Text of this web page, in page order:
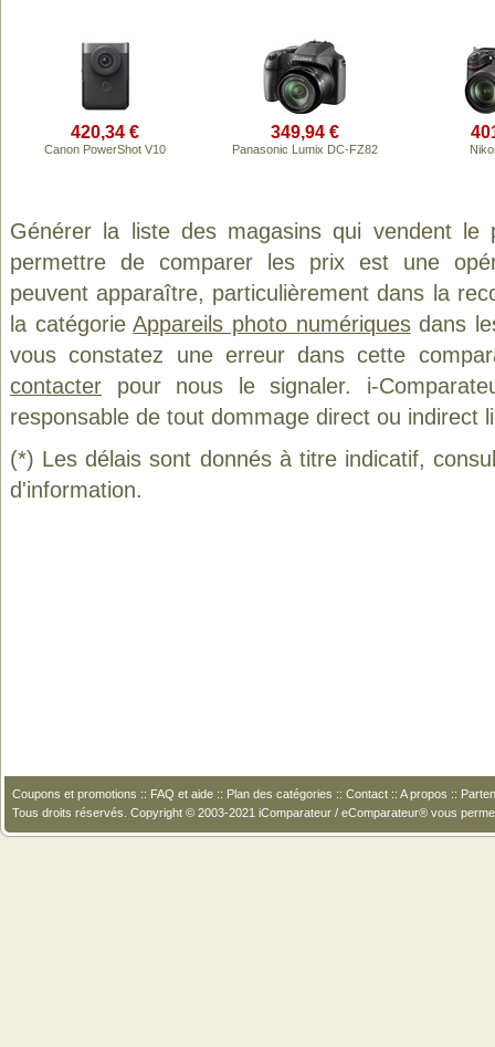
420,34 €
Canon PowerShot V10
349,94 €
Panasonic Lumix DC-FZ82
Générer la liste des magasins qui vendent le
permettre de comparer les prix est une
peuvent apparaître, particulièrement dans la
la catégorieAppareils photo numériquesdans
vous constatez une erreur dans cette
contacter pour nous le signaler. i-
responsable de tout dommage direct ou indirect
(*) Les délais sont donnés à titre indicatif,
d'information.
Coupons et promotions :: FAQ et aide :: Plan des catégories :: Contact :: A propos ::
Tous droits réservés. Copyright © 2003-2021 iComparateur / eComparateur® vous